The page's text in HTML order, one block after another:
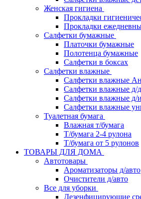
Женская гигиена
Прокладки
Прокладки
Салфетки бумажные
Платочки бумажные
Полотенца бумажные
Салфетки в боксах
Салфетки влажные
Салфетки влажные
Салфетки влажные д/
Салфетки влажные д/
Салфетки влажные
Туалетная бумага
Влажная т/бумага
Т/бумага 2-4 рулона
Т/бумага от 5 рулонов
ТОВАРЫ ДЛЯ ДОМА
Автотовары
Ароматизаторы д/авто
Очистители д/авто
Все для уборки
Дезенфицирующие